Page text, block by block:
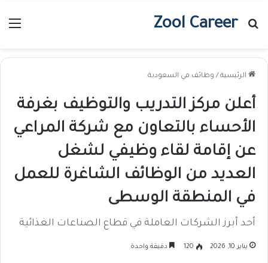
Zool Career
بحث عن
الرئيسية / وظائف في السعودية
أعلن مركز التدريب والتوظيف بغرفة
الأحساء بالتعاون مع شركة المراعي
عن إقامة لقاء وظيفي لشغل
العديد من الوظائف الشاغرة للعمل
في المنطقة الوسطى
أحد أبرز الشركات العاملة في قطاع الصناعات الغذائية
يناير 10, 2026 120 دقيقة واحدة